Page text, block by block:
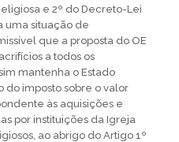
e 2º do Decreto-Lei
uma situação de
que a proposta do OE
a todos os
mantenha o Estado
do imposto sobre o valor
às aquisições e
por instituições da Igreja
ao abrigo do Artigo 1º